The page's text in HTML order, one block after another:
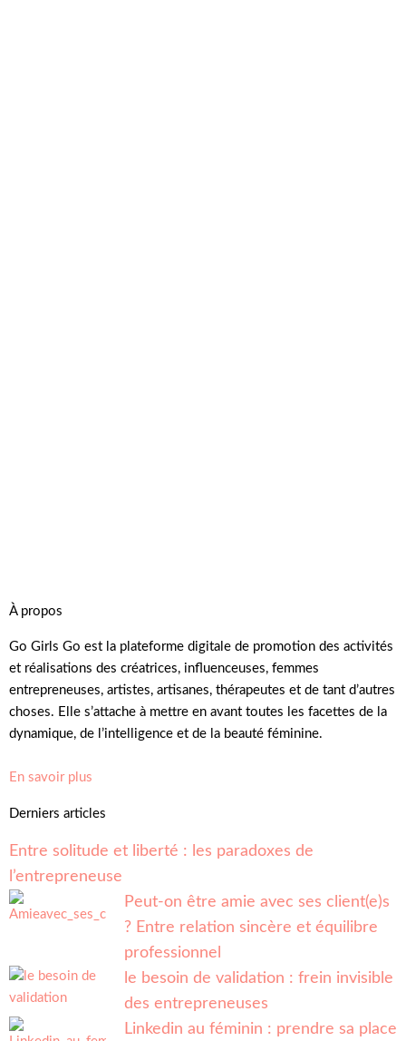
À propos
Go Girls Go est la plateforme digitale de promotion des activités
et réalisations des créatrices, influenceuses, femmes
entrepreneuses, artistes, artisanes, thérapeutes et de tant d’autres
choses. Elle s’attache à mettre en avant toutes les facettes de la
dynamique, de l’intelligence et de la beauté féminine.
En savoir plus
Derniers articles
Entre solitude et liberté : les paradoxes de
l’entrepreneuse
Peut-on être amie avec ses client(e)s
? Entre relation sincère et équilibre
professionnel
le besoin de validation : frein invisible
des entrepreneuses
Linkedin au féminin : prendre sa place